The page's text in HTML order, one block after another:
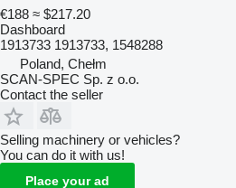
€188 ≈ $217.20
Dashboard
1913733 1913733, 1548288
Poland, Chełm
SCAN-SPEC Sp. z o.o.
Contact the seller
Selling machinery or vehicles?
You can do it with us!
Place your ad